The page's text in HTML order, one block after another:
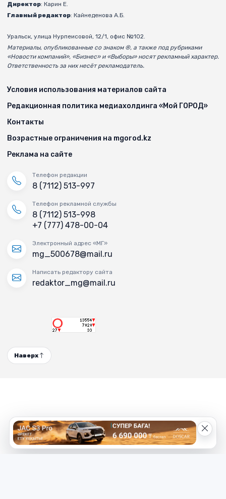
Директор: Карин Е.
Главный редактор: Кайнеденова А.Б.
Уральск, улица Нурпеисовой, 12/1, офис №102.
Материалы, опубликованные со знаком ®, а также под рубриками
«Новости компаний», «Бизнес» и «Выборы» носят рекламный характер.
Ответственность за них несёт рекламодатель.
Условия использования материалов сайта
Редакционная политика медиахолдинга «Мой ГОРОД»
Контакты
Возрастные ограничения на mgorod.kz
Реклама на сайте
Телефон редакции
8 (7112) 513-997
Телефон рекламной службы
8 (7112) 513-998
+7 (777) 478-00-04
Электронный адрес «МГ»
mg_500678@mail.ru
Написать редактору сайта
redaktor_mg@mail.ru
Наверх